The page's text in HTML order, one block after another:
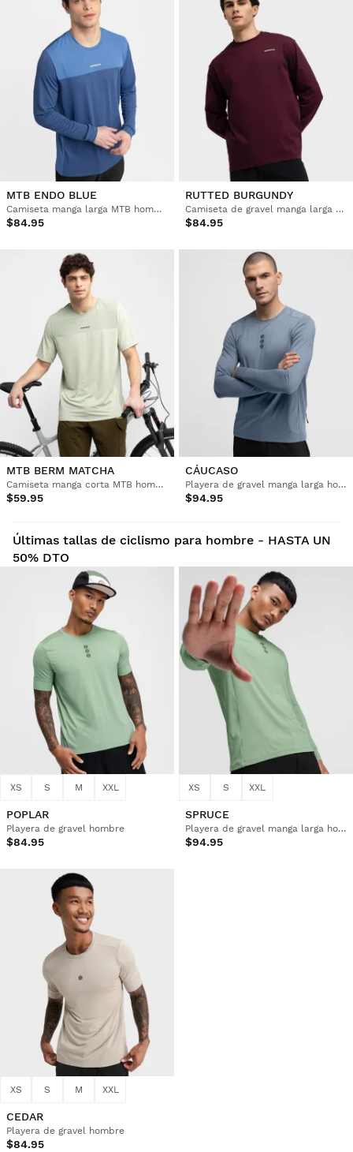
MTB ENDO BLUE
Camiseta manga larga MTB hombre
$84.95
RUTTED BURGUNDY
Camiseta de gravel manga larga algodón hombre
$84.95
MTB BERM MATCHA
Camiseta manga corta MTB hombre
$59.95
CÁUCASO
Playera de gravel manga larga hombre
$94.95
Últimas tallas de ciclismo para hombre - HASTA UN
50% DTO
XS S M XXL
POPLAR
Playera de gravel hombre
$84.95
XS S XXL
SPRUCE
Playera de gravel manga larga hombre
$94.95
XS S M XXL
CEDAR
Playera de gravel hombre
$84.95